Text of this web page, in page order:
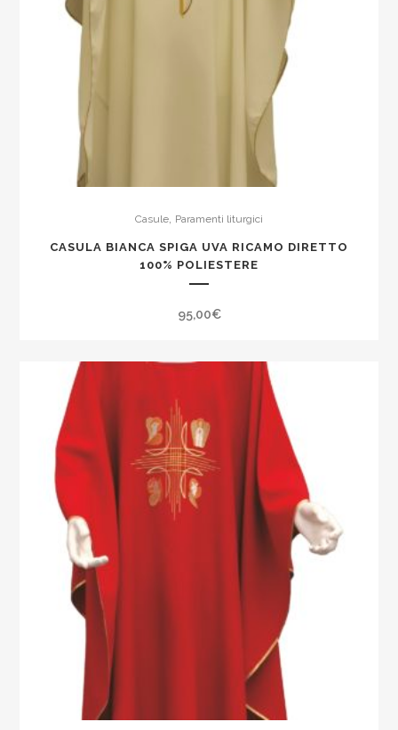
Casule Paramenti liturgici
CASULA BIANCA SPIGA UVA RICAMO DIRETTO
100% POLIESTERE
95,00€